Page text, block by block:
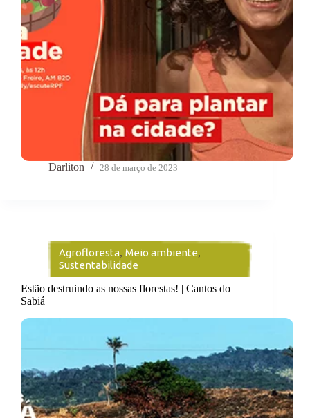
Darliton 28 de março de 2023
Agrofloresta, Meio ambiente,
Sustentabilidade
Estão destruindo as nossas florestas! | Cantos do
Sabiá